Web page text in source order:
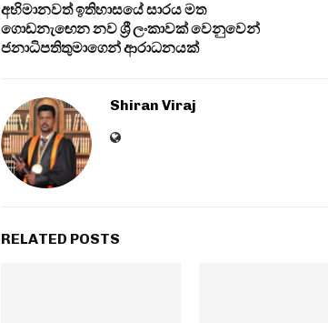
අභිමානවත් ඉතිහාසයේ සාරය මත
ගොඩනැඟෙන නව ශ්‍රී ලංකාවක් වෙනුවෙන්
ජනාධිපතිතුමාගෙන් ආරාධනයක්
Shiran Viraj
RELATED POSTS